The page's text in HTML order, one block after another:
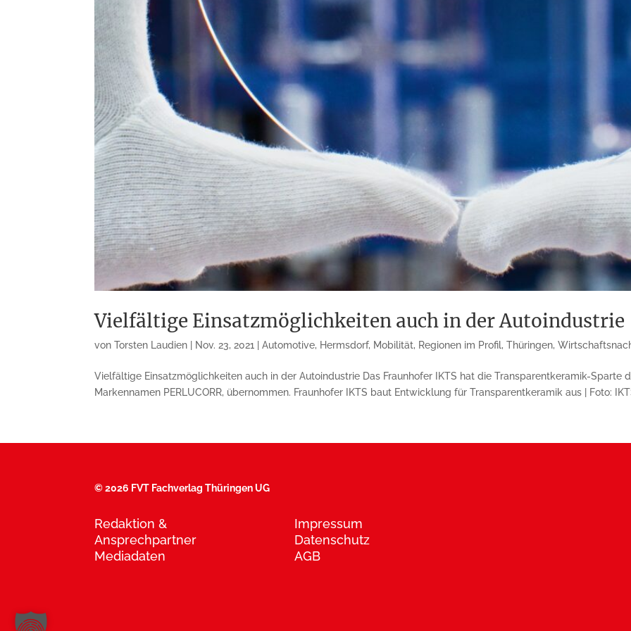
Vielfältige Einsatzmöglichkeiten auch in der Autoindustrie
vonTorsten Laudien Nov. 23, 2021 |Automotive, Hermsdorf, Mobilität, Regionen im Profil,Thüringen,
Vielfältige Einsatzmöglichkeiten auch in der Autoindustrie Das Fraunhofer IKTS hat die Transparentkeramik-Sparte
Markennamen PERLUCORR, übernommen. Fraunhofer IKTS baut Entwicklung für Transparentkeramik aus | Foto:
©2026 FVT Fachverlag Thüringen UG
Redaktion &
Ansprechpartner
Mediadaten
Impressum
Datenschutz
AGB